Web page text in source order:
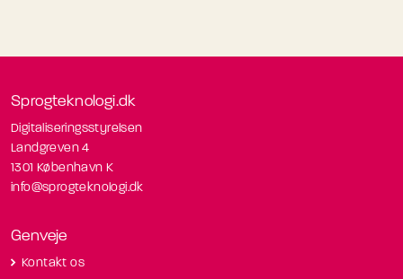
Sprogteknologi.dk
Digitaliseringsstyrelsen
Landgreven 4
1301 København K
info@sprogteknologi.dk
Genveje
Kontakt os